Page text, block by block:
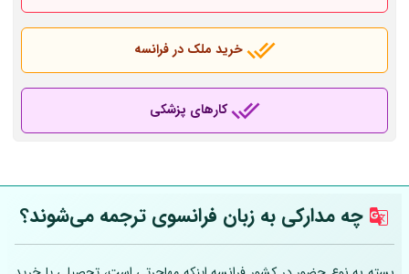
خرید ملک در فرانسه
کارهای پزشکی
چه مدارکی به زبان فرانسوی ترجمه می‌شوند؟